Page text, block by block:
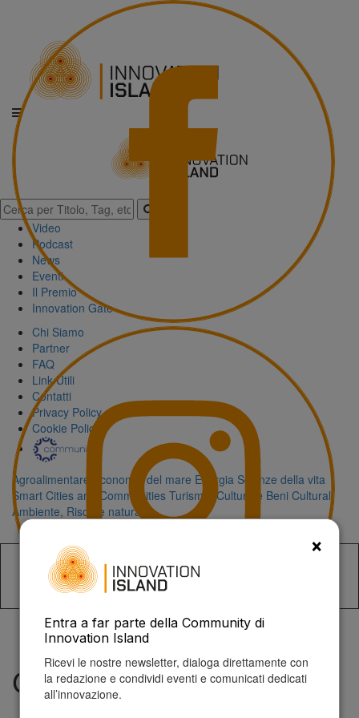
Video
Podcast
News
Eventi
Il Premio
Innovation Gate
Chi Siamo
Partner
FAQ
Link Utili
Contatti
Privacy Policy
Cookie Policy
Agroalimentare Economia del mare Energia Scienze della vita
Smart Cities and Communities Turismo, Cultura e Beni Culturali
Ambiente, Risorse naturali
Accedi alla
Capital Venture
×
Entra a far parte della Community di
Innovation Island
Ricevi le nostre newsletter, dialoga direttamente con
la redazione e condividi eventi e comunicati dedicati
all’innovazione.